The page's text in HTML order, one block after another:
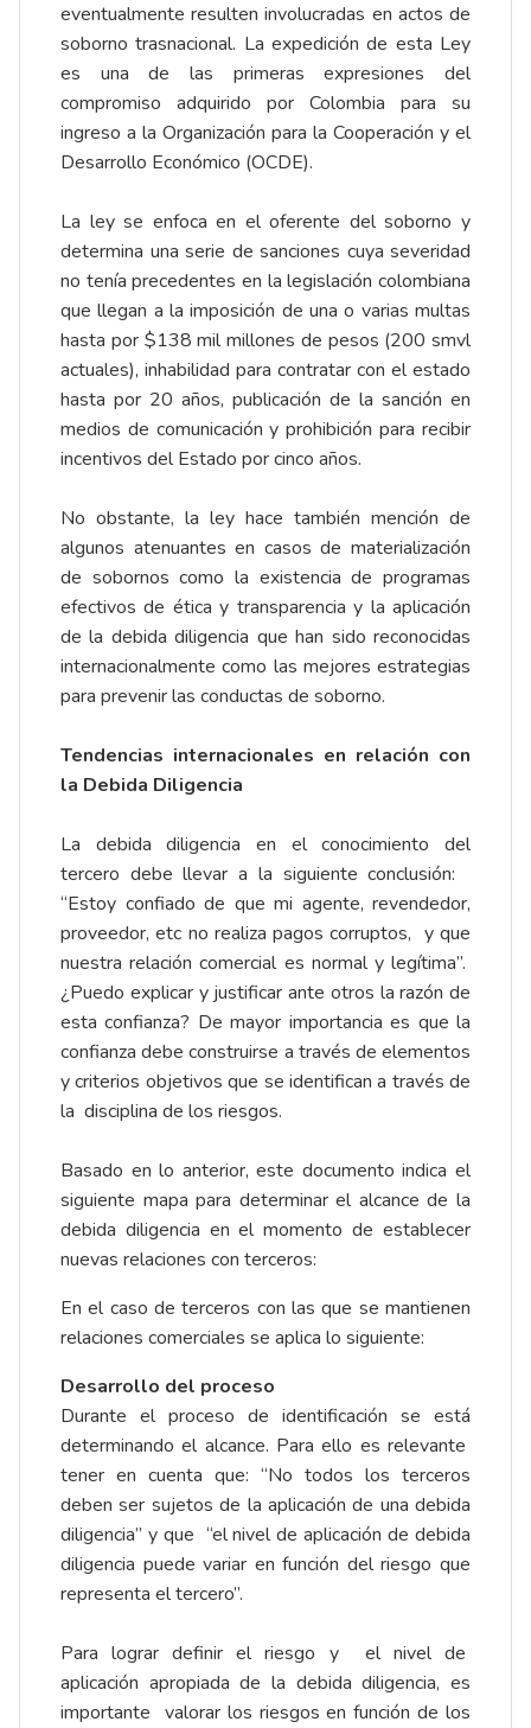
eventualmente resulten involucradas en actos de
soborno trasnacional. La expedición de esta Ley
es una de las primeras expresiones del
compromiso adquirido por Colombia para su
ingreso a la Organización para la Cooperación y el
Desarrollo Económico (OCDE).
La ley se enfoca en el oferente del soborno y
determina una serie de sanciones cuya severidad
no tenía precedentes en la legislación colombiana
que llegan a la imposición de una o varias multas
hasta por $138 mil millones de pesos (200 smvl
actuales), inhabilidad para contratar con el estado
hasta por 20 años, publicación de la sanción en
medios de comunicación y prohibición para recibir
incentivos del Estado por cinco años.
No obstante, la ley hace también mención de
algunos atenuantes en casos de materialización
de sobornos como la existencia de programas
efectivos de ética y transparencia y la aplicación
de la debida diligencia que han sido reconocidas
internacionalmente como las mejores estrategias
para prevenir las conductas de soborno.
Tendencias internacionales en relación con
la Debida Diligencia
La debida diligencia en el conocimiento del
tercero debe llevar a la siguiente conclusión:
“Estoy confiado de que mi agente, revendedor,
proveedor, etc no realiza pagos corruptos, y que
nuestra relación comercial es normal y legítima”.
¿Puedo explicar y justificar ante otros la razón de
esta confianza? De mayor importancia es que la
confianza debe construirse a través de elementos
y criterios objetivos que se identifican a través de
la disciplina de los riesgos.
Basado en lo anterior, este documento indica el
siguiente mapa para determinar el alcance de la
debida diligencia en el momento de establecer
nuevas relaciones con terceros:
En el caso de terceros con las que se mantienen
relaciones comerciales se aplica lo siguiente:
Desarrollo del proceso
Durante el proceso de identificación se está
determinando el alcance. Para ello es relevante
tener en cuenta que: “No todos los terceros
deben ser sujetos de la aplicación de una debida
diligencia” y que “el nivel de aplicación de debida
diligencia puede variar en función del riesgo que
representa el tercero”.
Para lograr definir el riesgo y el nivel de
aplicación apropiada de la debida diligencia, es
importante valorar los riesgos en función de los